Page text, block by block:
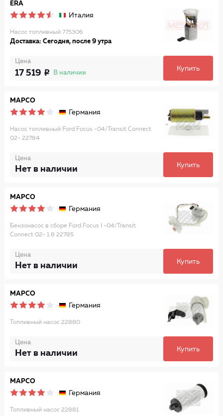
ERA
Италия
Насос топливный 775306
Доставка: Сегодня, после 9 утра
Цена
17 519 В наличии
Купить
MAPCO
Германия
Насос топливный Ford Focus -04/Transit Connect
02- 22784
Цена
Нет в наличии Купить
MAPCO
Германия
Бензонасос в сборе Ford Focus I -04/Transit
Connect 02- 1.8 22785
Цена
Нет в наличии Купить
MAPCO
Германия
Топливный насос 22880
Цена
Нет в наличии Купить
MAPCO
Германия
Топливный насос 22881